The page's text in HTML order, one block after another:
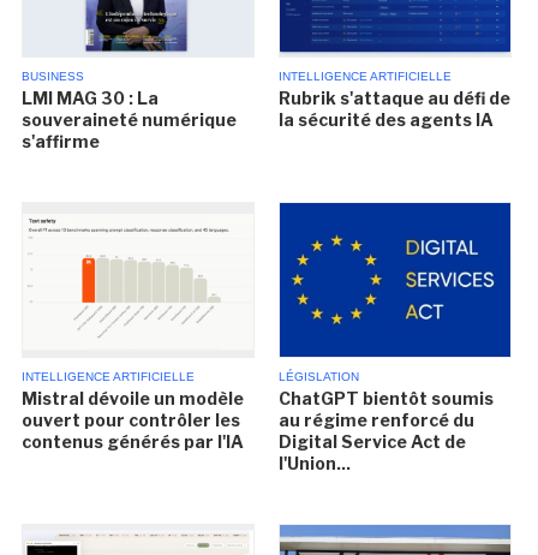
BUSINESS
LMI MAG 30 : La
souveraineté numérique
s'affirme
INTELLIGENCE ARTIFICIELLE
Rubrik s'attaque au défi de
la sécurité des agents IA
INTELLIGENCE ARTIFICIELLE
Mistral dévoile un modèle
ouvert pour contrôler les
contenus générés par l'IA
LÉGISLATION
ChatGPT bientôt soumis
au régime renforcé du
Digital Service Act de
l'Union...